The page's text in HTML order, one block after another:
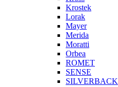
Krostek
Lorak
Mayer
Merida
Moratti
Orbea
ROMET
SENSE
SILVERBACK